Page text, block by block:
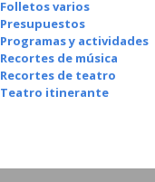
Folletos varios
Presupuestos
Programas y actividades
Recortes de música
Recortes de teatro
Teatro itinerante